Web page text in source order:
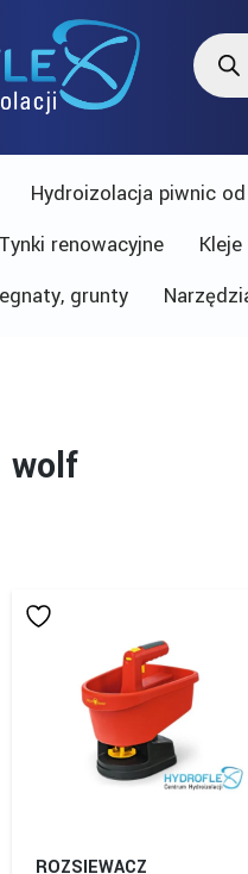
Hydroizolacja piwnic
Tynki renowacyjne
grunty
wolf
ROZSIEWACZ